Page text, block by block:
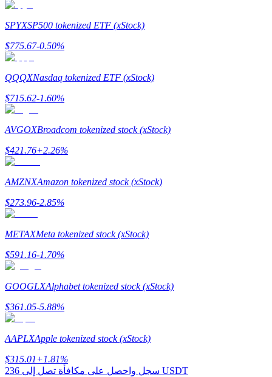
شركاء بيترو
تصل العمولات إلى 65٪!
الإحالة
SPYXSP500 tokenized ETF (xStock)
$775.67-0.50%
QQQXNasdaq tokenized ETF (xStock)
$715.62-1.60%
AVGOXBroadcom tokenized stock (xStock)
$421.76+2.26%
AMZNXAmazon tokenized stock (xStock)
$273.96-2.85%
METAXMeta tokenized stock (xStock)
$591.16-1.70%
GOOGLXAlphabet tokenized stock (xStock)
$361.05-5.88%
AAPLXApple tokenized stock (xStock)
$315.01+1.81%
سجل واحصل على مكافأة تصل إلى 236 USDT